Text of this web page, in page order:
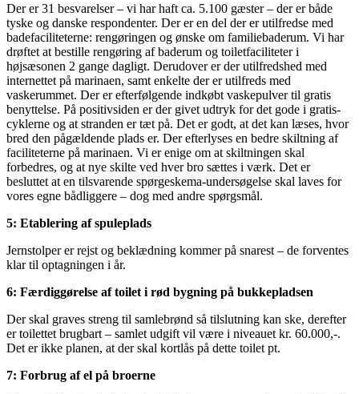
Der er 31 besvarelser – vi har haft ca. 5.100 gæster – der er både
tyske og danske respondenter. Der er en del der er utilfredse med
badefaciliteterne: rengøringen og ønske om familiebaderum. Vi har
drøftet at bestille rengøring af baderum og toiletfaciliteter i
højsæsonen 2 gange dagligt. Derudover er der utilfredshed med
internettet på marinaen, samt enkelte der er utilfreds med
vaskerummet. Der er efterfølgende indkøbt vaskepulver til gratis
benyttelse. På positivsiden er der givet udtryk for det gode i gratis-
cyklerne og at stranden er tæt på. Det er godt, at det kan læses, hvor
bred den pågældende plads er. Der efterlyses en bedre skiltning af
faciliteterne på marinaen. Vi er enige om at skiltningen skal
forbedres, og at nye skilte ved hver bro sættes i værk. Det er
besluttet at en tilsvarende spørgeskema-undersøgelse skal laves for
vores egne bådliggere – dog med andre spørgsmål.
5: Etablering af spuleplads
Jernstolper er rejst og beklædning kommer på snarest – de forventes
klar til optagningen i år.
6: Færdiggørelse af toilet i rød bygning på bukkepladsen
Der skal graves streng til samlebrønd så tilslutning kan ske, derefter
er toilettet brugbart – samlet udgift vil være i niveauet kr. 60.000,-.
Det er ikke planen, at der skal kortlås på dette toilet pt.
7: Forbrug af el på broerne